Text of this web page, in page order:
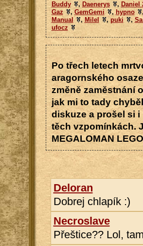
Buddy , Daenerys , Daniel
Gaz
,GemGemi , hypno
Manual
, Milel ,puki ,
ufocz
Po třech letech
aragornského
změně zaměstnání
jak mi to tady
diskuze a prošel si i
těch vzpomínkách.
MEGALOMAN
Deloran
Dobrej chlapík :)
Necroslave
Přeštice?? Lol,